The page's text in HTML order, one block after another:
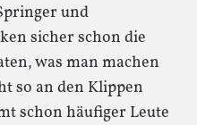
und
sicher schon die
was man machen
so an den Klippen
schon häufiger Leute